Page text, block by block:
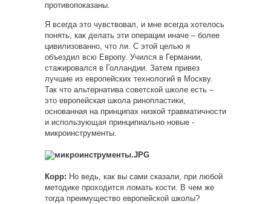
противопоказаны.
Я всегда это чувствовал, и мне всегда хотелось
понять, как делать эти операции иначе – более
цивилизованно, что ли. С этой целью я
объездил всю Европу. Учился в Германии,
стажировался в Голландии. Затем привез
лучшие из европейских технологий в Москву.
Так что альтернатива советской школе есть –
это европейская школа ринопластики,
основанная на принципах низкой травматичности
и использующая принципиально новые -
микроинструменты.
Корр: Но ведь, как вы сами сказали, при любой
методике проходится ломать кости. В чем же
тогда преимущество европейской школы?